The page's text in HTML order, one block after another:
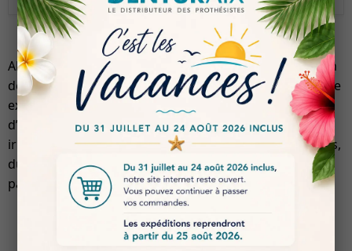
Alliages métalliques haut de gamme pour la fabrication
de prothèses dentaires fixes en laboratoire. Offrant une
excellente résistance mécanique, une précision
d’ajustage optimale et une biocompatibilité
irréprochable, ils garantissent des restaurations fiables,
durables et esthétiquement impeccables pour vos
patients.